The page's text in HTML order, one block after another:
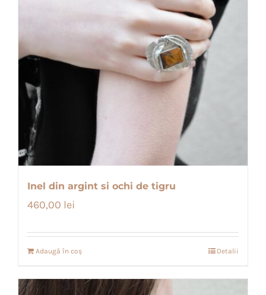
Inel din argint si ochi de tigru
460,00 lei
Adaugă în coș Detalii